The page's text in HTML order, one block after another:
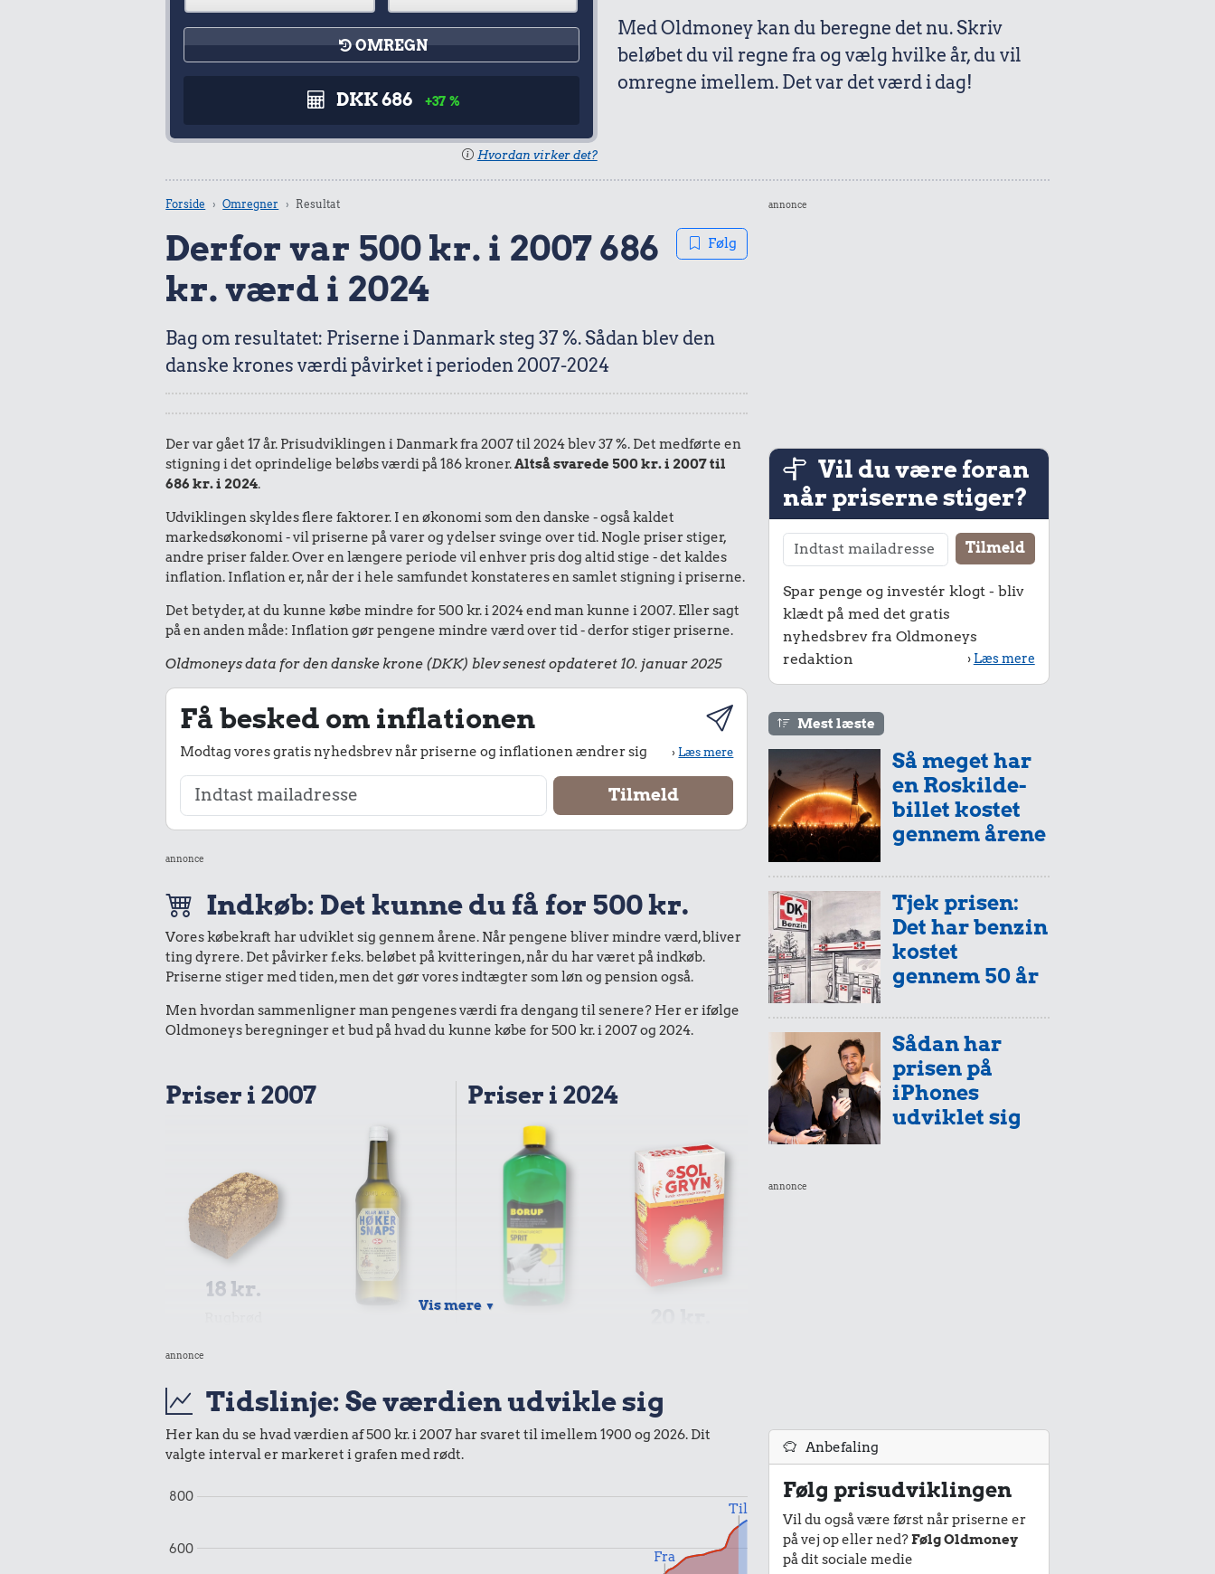
OMREGN
DKK 686 +37 %
Hvordan virker det?
Med Oldmoney kan du beregne det nu. Skriv
beløbet du vil regne fra og vælg hvilke år, du vil
omregne imellem. Det var det værd i dag!
Forside Omregner Resultat
Derfor var 500 kr. i 2007 686
kr. værd i 2024
Følg
Bag om resultatet: Priserne i Danmark steg 37 %. Sådan blev den
danske krones værdi påvirket i perioden 2007-2024
Der var gået 17 år. Prisudviklingen i Danmark fra 2007 til 2024 blev 37 %. Det medførte en
stigning i det oprindelige beløbs værdi på 186 kroner.Altså svarede 500 kr. i 2007 til
686 kr. i 2024.
Udviklingen skyldes flere faktorer. I en økonomi som den danske - også kaldet
markedsøkonomi - vil priserne på varer og ydelser svinge over tid. Nogle priser stiger,
andre priser falder. Over en længere periode vil enhver pris dog altid stige - det kaldes
inflation. Inflation er, når der i hele samfundet konstateres en samlet stigning i priserne.
Det betyder, at du kunne købe mindre for 500 kr. i 2024 end man kunne i 2007. Eller sagt
på en anden måde: Inflation gør pengene mindre værd over tid - derfor stiger priserne.
Oldmoneys data for den danske krone (DKK) blev senest opdateret 10. januar 2025
Få besked om inflationen
Modtag vores gratis nyhedsbrev når priserne og inflationen ændrer sig ›Læs mere
annonce
Indkøb: Det kunne du få for 500 kr.
Vores købekraft har udviklet sig gennem årene. Når pengene bliver mindre værd, bliver
ting dyrere. Det påvirker f.eks. beløbet på kvitteringen, når du har været på indkøb.
Priserne stiger med tiden, men det gør vores indtægter som løn og pension også.
Men hvordan sammenligner man pengenes værdi fra dengang til senere? Her er ifølge
Oldmoneys beregninger et bud på hvad du kunne købe for 500 kr. i 2007 og 2024.
Priser i 2007
18 kr.
Priser i 2024
Vis mere ▼
annonce
Tidslinje: Se værdien udvikle sig
Her kan du se hvad værdien af 500 kr. i 2007 har svaret til imellem 1900 og 2026. Dit
valgte interval er markeret i grafen med rødt.
600
800
Fra
Til
annonce
Vil du være foran
når priserne stiger?
Spar penge og investér klogt - bliv
klædt på med det gratis
nyhedsbrev fra Oldmoneys
redaktion
› Læs mere
Mest læste
Så meget har
en Roskilde-
billet kostet
gennem årene
Tjek prisen:
Det har benzin
kostet
gennem 50 år
Sådan har
prisen på
iPhones
udviklet sig
annonce
Anbefaling
Følg prisudviklingen
Vil du også være først når priserne er
på vej op eller ned?Følg Oldmoney
på dit sociale medie